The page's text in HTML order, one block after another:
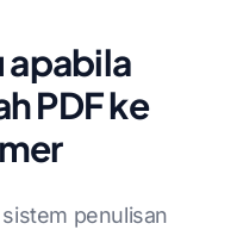
apabila
PDF ke
penulisan